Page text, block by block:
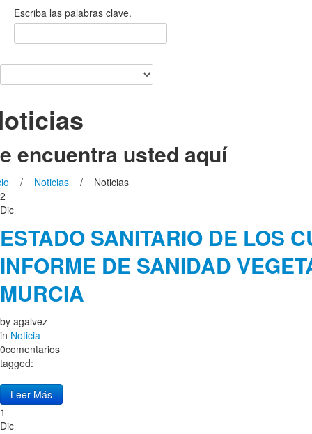
Escriba las palabras clave.
encuentra usted aquí
/ Noticias / Noticias
2
Dic
ESTADO SANITARIO DE LOS
INFORME DE SANIDAD
MURCIA
by agalvez
in Noticia
0comentarios
tagged:
Leer Más
1
Dic